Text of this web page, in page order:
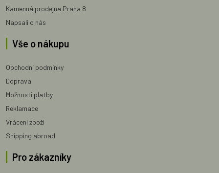
Kamenná prodejna Praha 8
Napsali o nás
Vše o nákupu
Obchodní podmínky
Doprava
Možnosti platby
Reklamace
Vrácení zboží
Shipping abroad
Pro zákazníky